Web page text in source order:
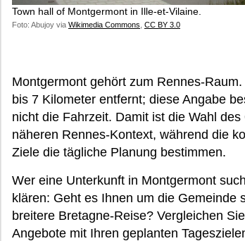
Town hall of Montgermont in Ille-et-Vilaine.
Foto: Abujoy via Wikimedia Commons CC BY 3.0
Montgermont gehört zum Rennes-
bis 7 Kilometer entfernt; diese Angabe
nicht die Fahrzeit. Damit ist die Wahl
näheren Rennes-Kontext, während die
Ziele die tägliche Planung bestimmen.
Wer eine Unterkunft in Montgermont
klären: Geht es Ihnen um die
breitere Bretagne-Reise? Vergleichen
Angebote mit Ihren geplanten